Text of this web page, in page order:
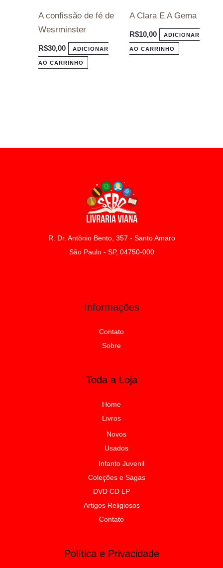
A confissão de fé de
Wesrminster
R$30,00 ADICIONAR
AO CARRINHO
A Clara E A Gema
R$10,00 ADICIONAR
AO CARRINHO
R. Dr. Antônio Bento, 357 - Santo Amaro
São Paulo - SP, 04750-000
Informações
Contato
Sobre
Toda a Loja
Home
Livros
Novos
Usados
Infanto Juvenil
Coleções e Sagas
DVD CD LP
Artigos Religiosos
Contato
Política e Privacidade